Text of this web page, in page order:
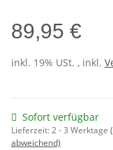
89,95 €
inkl. 19% USt. , inkl.
Sofort verfügbar
Lieferzeit:2 - 3 Werktage
abweichend)